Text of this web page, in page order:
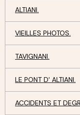
ALTIANI.
VIEILLES PHOTOS.
TAVIGNANI.
LE PONT D' ALTIANI.
ACCIDENTS ET